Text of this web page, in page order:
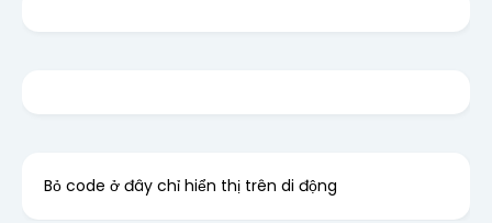
Bỏ code ở đây chỉ hiển thị trên di động